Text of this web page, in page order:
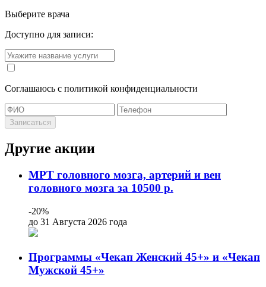
Выберите врача
Доступно для записи:
Cоглашаюсь с политикой конфиденциальности
Записаться
Другие акции
МРТ головного мозга, артерий и вен
головного мозга за 10500 р.
-20%
до 31 Августа 2026 года
Программы «Чекап Женский 45+» и «Чекап
Мужской 45+»